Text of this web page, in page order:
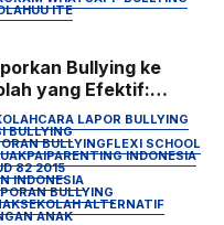
UU ITE
Bullying ke
yang Efektif:
untuk Orang
CARA LAPOR BULLYING
BULLYING
BULLYINGFLEXI SCHOOL
KPAIPARENTING INDONESIA
82 2015
INDONESIA
BULLYING
SEKOLAH ALTERNATIF
ANAK